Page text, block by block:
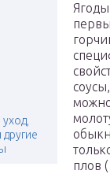
плов